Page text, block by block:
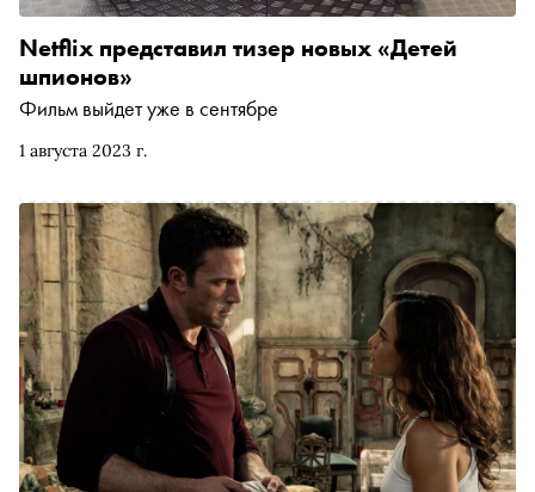
1 августа 2023 г.
Netflix представил тизер новых «Детей
шпионов»
Фильм выйдет уже в сентябре